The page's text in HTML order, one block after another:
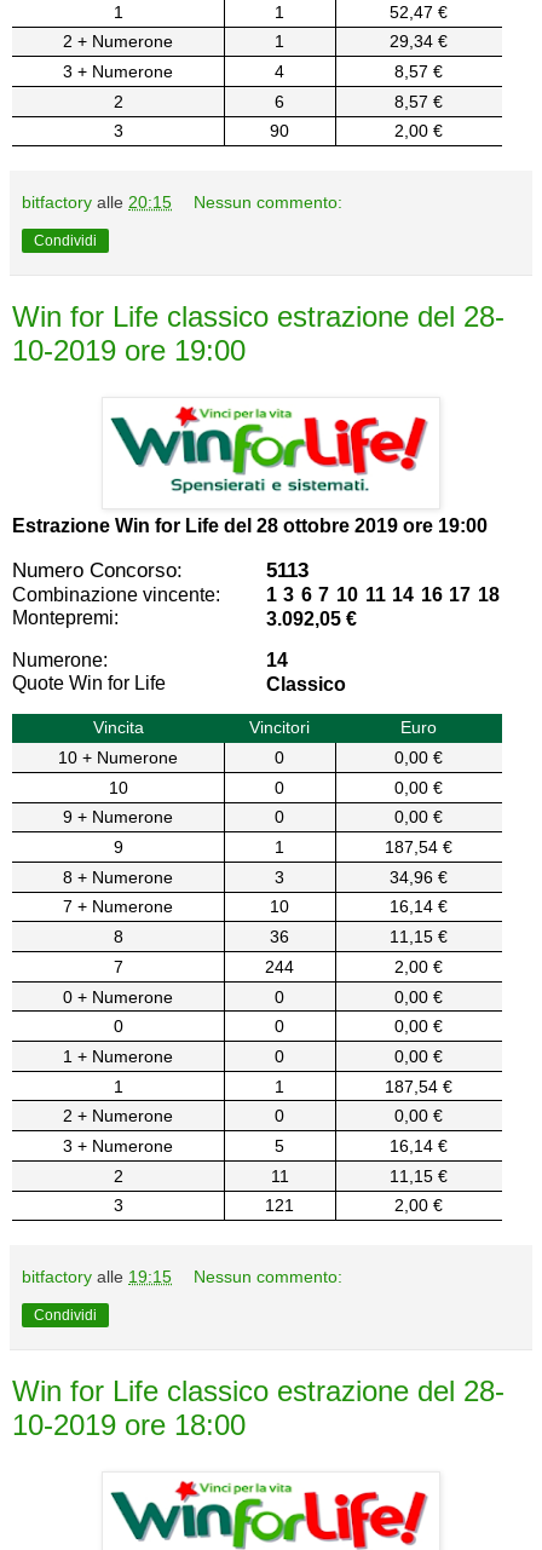
1
1
52,47 €
2 + Numerone
1
29,34 €
3 + Numerone
4
8,57 €
2
6
8,57 €
3
90 2,00 €
bitfactory alle 20:15 Nessun commento:
Condividi
Win for Life classico estrazione del 28-
10-2019 ore 19:00
Estrazione Win for Life del 28 ottobre 2019 ore 19:00
Numero Concorso: 5113
Combinazione vincente:
1 3 6 7 10 11 14 16 17 18
Montepremi:
3.092,05 €
Numerone:
14
Quote Win for Life
Classico
Vincita Vincitori
Euro
10 + Numerone
0
0,00 €
10
0
0,00 €
9 + Numerone
0
0,00 €
9
1
187,54 €
8 + Numerone
3
34,96 €
7 + Numerone
10
16,14 €
8
36
11,15 €
7
244
2,00 €
0 + Numerone
0
0,00 €
0
0
0,00 €
1 + Numerone
0
0,00 €
1
1
187,54 €
2 + Numerone
0
0,00 €
3 + Numerone
5
16,14 €
2
11
11,15 €
3
121 2,00 €
bitfactory alle 19:15 Nessun commento:
Condividi
Win for Life classico estrazione del 28-
10-2019 ore 18:00